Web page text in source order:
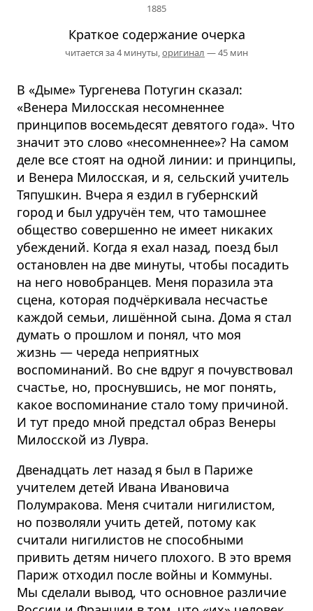
1885
Краткое содержание очерка
читается за 4 минуты,оригинал — 45 мин
В «Дыме» Тургенева Потугин сказал:
«Венера Милосская несомненнее
принципов восемьдесят девятого года». Что
значит это слово «несомненнее»? На самом
деле все стоят на одной линии: и принципы,
и Венера Милосская, и я, сельский учитель
Тяпушкин. Вчера я ездил в губернский
город и был удручён тем, что тамошнее
общество совершенно не имеет никаких
убеждений. Когда я ехал назад, поезд был
остановлен на две минуты, чтобы посадить
на него новобранцев. Меня поразила эта
сцена, которая подчёркивала несчастье
каждой семьи, лишённой сына. Дома я стал
думать о прошлом и понял, что моя
жизнь — череда неприятных
воспоминаний. Во сне вдруг я почувствовал
счастье, но, проснувшись, не мог понять,
какое воспоминание стало тому причиной.
И тут предо мной предстал образ Венеры
Милосской из Лувра.
Двенадцать лет назад я был в Париже
учителем детей Ивана Ивановича
Полумракова. Меня считали нигилистом,
но позволяли учить детей, потому как
считали нигилистов не способными
привить детям ничего плохого. В это время
Париж отходил после войны и Коммуны.
Мы сделали вывод, что основное различие